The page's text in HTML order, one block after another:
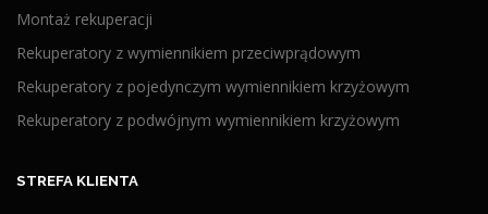
Montaż rekuperacji
Rekuperatory z wymiennikiem przeciwprądowym
Rekuperatory z pojedynczym wymiennikiem krzyżowym
Rekuperatory z podwójnym wymiennikiem krzyżowym
STREFA KLIENTA